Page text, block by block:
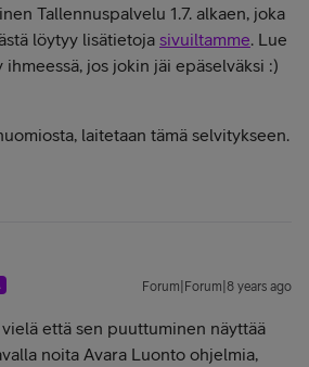
Tallennuspalvelu 1.7. alkaen, joka
löytyy lisätietoja sivuiltamme. Lue
jos jokin jäi epäselväksi :)
laitetaan tämä selvitykseen.
Forum|Forum|8 years ago
että sen puuttuminen näyttää
noita Avara Luonto ohjelmia,